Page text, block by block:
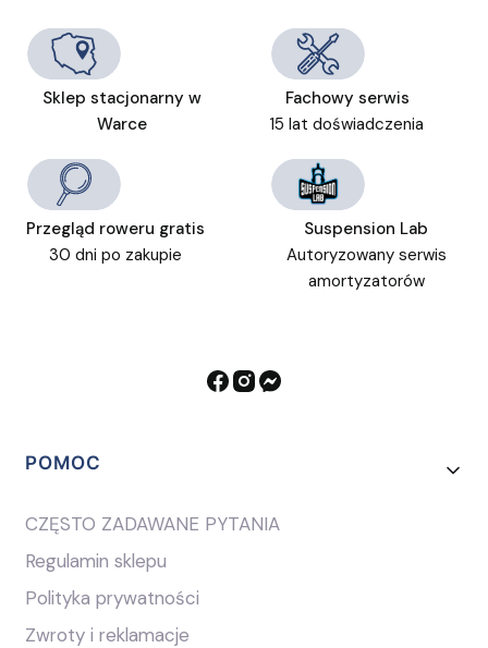
Sklep stacjonarny w
Warce
Fachowy serwis
15 lat doświadczenia
Przegląd roweru gratis
30 dni po zakupie
Suspension Lab
Autoryzowany serwis
amortyzatorów
Linki w stopce
POMOC
CZĘSTO ZADAWANE PYTANIA
Regulamin sklepu
Polityka prywatności
Zwroty i reklamacje